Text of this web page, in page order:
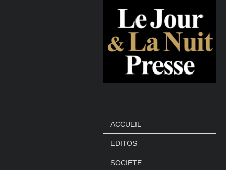
ACCUEIL
EDITOS
SOCIETE